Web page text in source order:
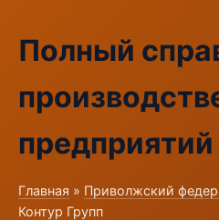
Полный
предприятий
Главная » Приволжский
Контур Групп